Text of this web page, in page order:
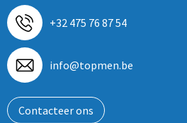
+32 475 76 87 54
info@topmen.be
Contacteer ons